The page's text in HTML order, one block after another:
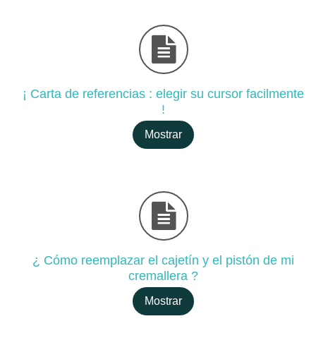
¡ Carta de referencias : elegir su cursor facilmente
!
Mostrar
¿ Cómo reemplazar el cajetín y el pistón de mi
cremallera ?
Mostrar